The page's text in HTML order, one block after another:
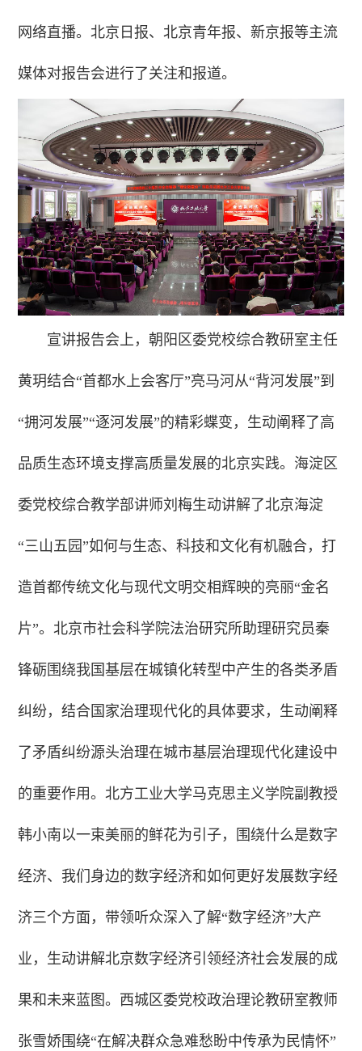
网络直播。北京日报、北京青年报、新京报等主流
媒体对报告会进行了关注和报道。
宣讲报告会上，朝阳区委党校综合教研室主任
黄玥结合“首都水上会客厅”亮马河从“背河发展”到
“拥河发展”“逐河发展”的精彩蝶变，生动阐释了高
品质生态环境支撑高质量发展的北京实践。海淀区
委党校综合教学部讲师刘梅生动讲解了北京海淀
“三山五园”如何与生态、科技和文化有机融合，打
造首都传统文化与现代文明交相辉映的亮丽“金名
片”。北京市社会科学院法治研究所助理研究员秦
锋砺围绕我国基层在城镇化转型中产生的各类矛盾
纠纷，结合国家治理现代化的具体要求，生动阐释
了矛盾纠纷源头治理在城市基层治理现代化建设中
的重要作用。北方工业大学马克思主义学院副教授
韩小南以一束美丽的鲜花为引子，围绕什么是数字
经济、我们身边的数字经济和如何更好发展数字经
济三个方面，带领听众深入了解“数字经济”大产
业，生动讲解北京数字经济引领经济社会发展的成
果和未来蓝图。西城区委党校政治理论教研室教师
张雪娇围绕“在解决群众急难愁盼中传承为民情怀”